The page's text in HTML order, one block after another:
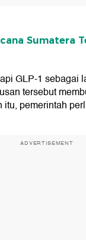
Sumatera
GLP-1 sebagai
tersebut
pemerintah
ADVERTISEMENT